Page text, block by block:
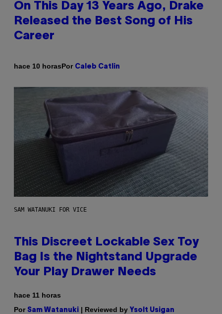
On This Day 13 Years Ago, Drake
Released the Best Song of His
Career
hace 10 horasPor Caleb Catlin
SAM WATANUKI FOR VICE
This Discreet Lockable Sex Toy
Bag Is the Nightstand Upgrade
Your Play Drawer Needs
hace 11 horas
Por Sam Watanuki | Reviewed by Ysolt Usigan